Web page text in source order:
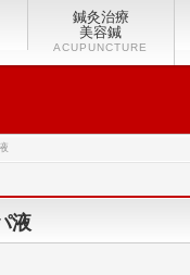
鍼灸治療
美容鍼
ACUPUNCTURE
液